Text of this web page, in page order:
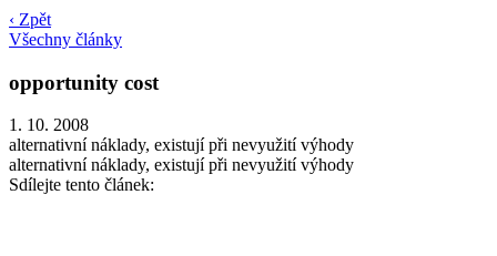
‹ Zpět
Všechny články
opportunity cost
1. 10. 2008
alternativní náklady, existují při nevyužití výhody
alternativní náklady, existují při nevyužití výhody
Sdílejte tento článek: